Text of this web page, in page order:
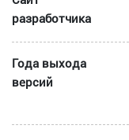
разработчика
Года выхода
версий